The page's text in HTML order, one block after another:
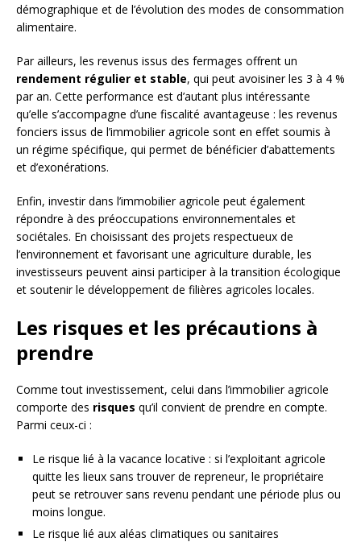
démographique et de l’évolution des modes de consommation
alimentaire.
Par ailleurs, les revenus issus des fermages offrent un
rendement régulier et stable, qui peut avoisiner les 3 à 4 %
par an. Cette performance est d’autant plus intéressante
qu’elle s’accompagne d’une fiscalité avantageuse : les revenus
fonciers issus de l’immobilier agricole sont en effet soumis à
un régime spécifique, qui permet de bénéficier d’abattements
et d’exonérations.
Enfin, investir dans l’immobilier agricole peut également
répondre à des préoccupations environnementales et
sociétales. En choisissant des projets respectueux de
l’environnement et favorisant une agriculture durable, les
investisseurs peuvent ainsi participer à la transition écologique
et soutenir le développement de filières agricoles locales.
Les risques et les précautions à
prendre
Comme tout investissement, celui dans l’immobilier agricole
comporte des risques qu’il convient de prendre en compte.
Parmi ceux-ci :
Le risque lié à la vacance locative : si l’exploitant agricole
quitte les lieux sans trouver de repreneur, le propriétaire
peut se retrouver sans revenu pendant une période plus ou
moins longue.
Le risque lié aux aléas climatiques ou sanitaires